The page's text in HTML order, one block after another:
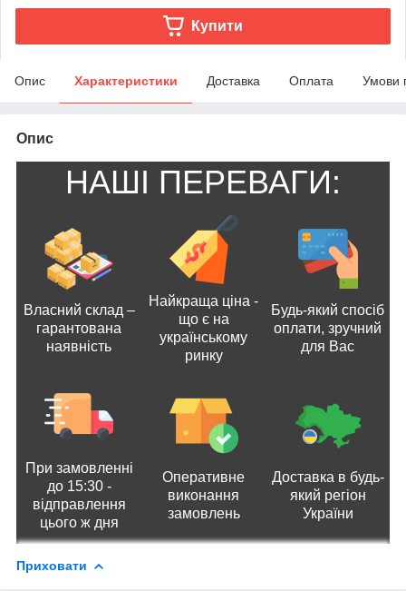
Купити
Опис Характеристики Доставка Оплата Умови
Опис
НАШІ ПЕРЕВАГИ:
Власний склад –
гарантована
наявність
Найкраща ціна -
що є на
українському
ринку
Будь-який спосіб
оплати, зручний
для Вас
При замовленні
до 15:30 -
відправлення
цього ж дня
Оперативне
виконання
замовлень
Доставка в будь-
який регіон
України
Приховати